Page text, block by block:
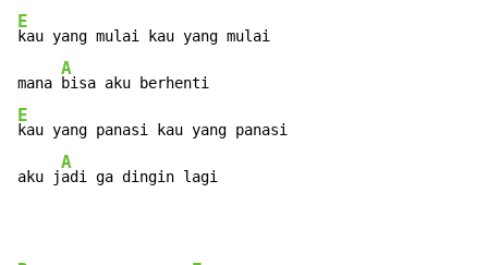
E
kau yang mulai kau yang mulai
mana
A
E
kau yang panasi kau yang panasi
aku j
A
adi ga dingin lagi